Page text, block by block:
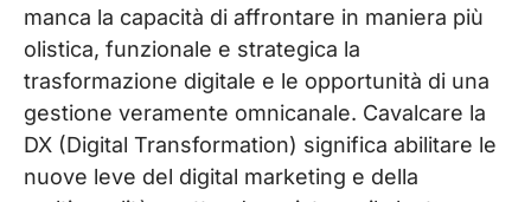
manca la capacità di affrontare in maniera più
olistica, funzionale e strategica la
trasformazione digitale e le opportunità di una
gestione veramente omnicanale. Cavalcare la
DX (Digital Transformation) significa abilitare le
nuove leve del digital marketing e della